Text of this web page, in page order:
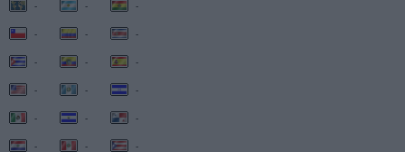
- - -
- - -
- - -
- - -
- - -
- - -